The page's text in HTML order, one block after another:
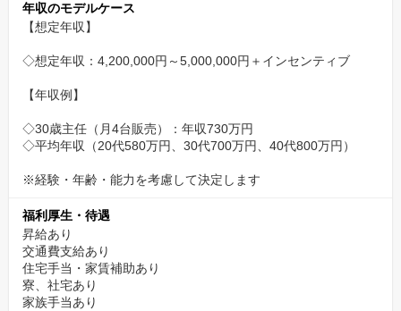
年収のモデルケース
【想定年収】
◇想定年収：4,200,000円～5,000,000円＋インセンティブ
【年収例】
◇30歳主任（月4台販売）：年収730万円
◇平均年収（20代580万円、30代700万円、40代800万円）
※経験・年齢・能力を考慮して決定します
福利厚生・待遇
昇給あり
交通費支給あり
住宅手当・家賃補助あり
寮、社宅あり
家族手当あり